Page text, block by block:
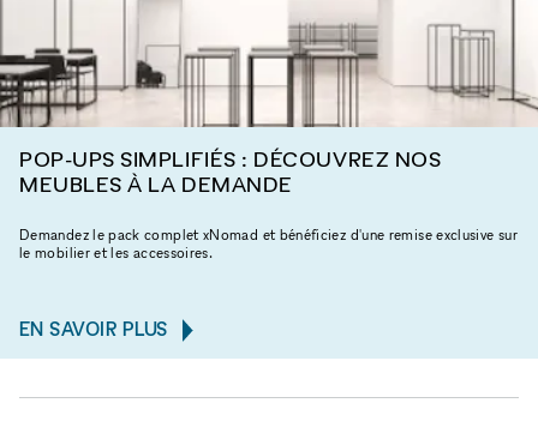
POP-UPS SIMPLIFIÉS : DÉCOUVREZ NOS
MEUBLES À LA DEMANDE
Demandez le pack complet xNomad et bénéficiez d'une remise exclusive sur
le mobilier et les accessoires.
EN SAVOIR PLUS